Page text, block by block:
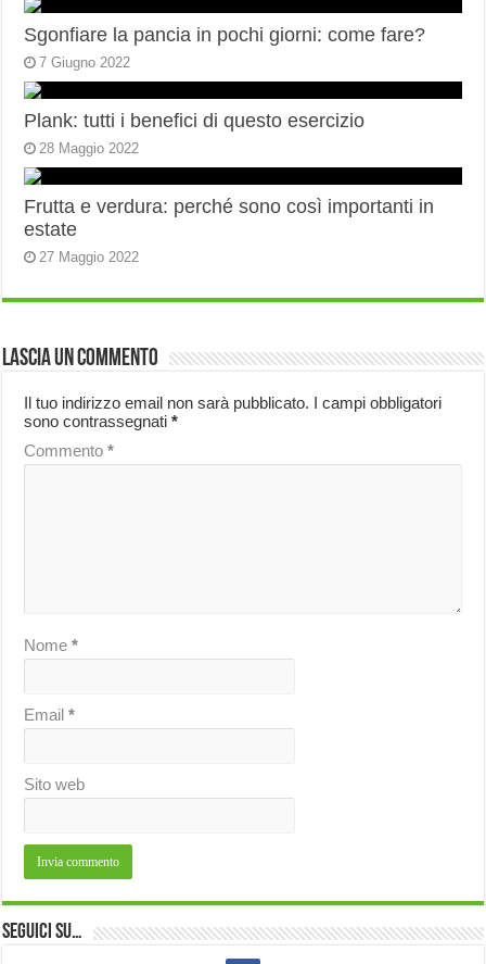
Sgonfiare la pancia in pochi giorni: come fare?
7 Giugno 2022
Plank: tutti i benefici di questo esercizio
28 Maggio 2022
Frutta e verdura: perché sono così importanti in
estate
27 Maggio 2022
Lascia un commento
Il tuo indirizzo email non sarà pubblicato. I campi obbligatori
sono contrassegnati*
Commento*
Nome*
Email*
Sito web
Seguici su…